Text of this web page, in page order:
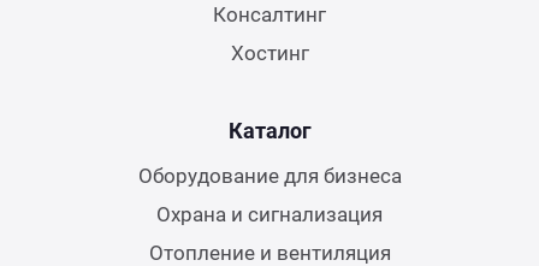
Консалтинг
Хостинг
Каталог
Оборудование для бизнеса
Охрана и сигнализация
Отопление и вентиляция